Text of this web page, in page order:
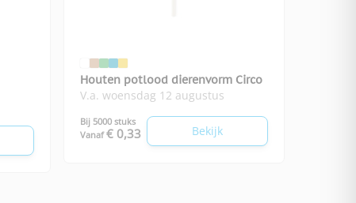
Houten potlood dierenvorm Circo
V.a. woensdag 12 augustus
Bij 5000 stuks
Vanaf € 0,33 Bekijk